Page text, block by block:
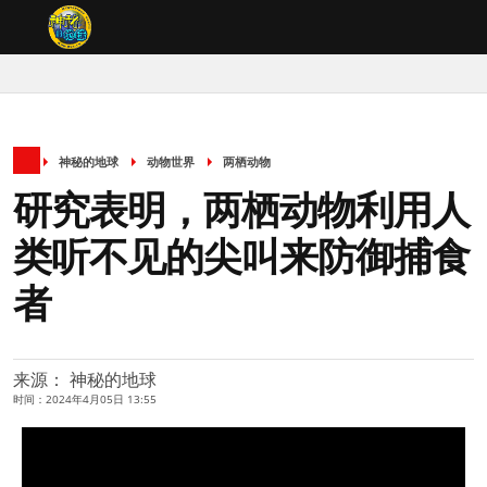
神秘的地球 动物世界 两栖动物
研究表明，两栖动物利用人
类听不见的尖叫来防御捕食
者
来源： 神秘的地球
时间：2024年4月05日 13:55